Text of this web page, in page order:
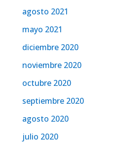
agosto 2021
mayo 2021
diciembre 2020
noviembre 2020
octubre 2020
septiembre 2020
agosto 2020
julio 2020